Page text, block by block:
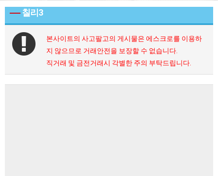
칠리3
본사이트의 사고팔고의 게시물은 에스크로를 이용하
지 않으므로 거래안전을 보장할 수 없습니다.
직거래 및 금전거래시 각별한 주의 부탁드립니다.